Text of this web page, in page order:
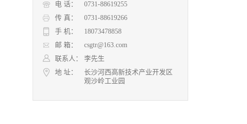
电 话：
0731-88619255
传 真：
0731-88619266
手 机：
18073478858
邮 箱：
csgtr@163.com
联系人：
李先生
地 址：
长沙河西高新技术产业开发区
观沙岭工业园